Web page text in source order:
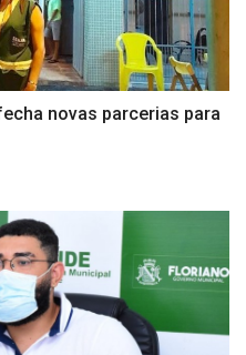
novas parcerias para